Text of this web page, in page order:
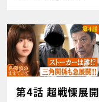
第4話 超戦慄展開